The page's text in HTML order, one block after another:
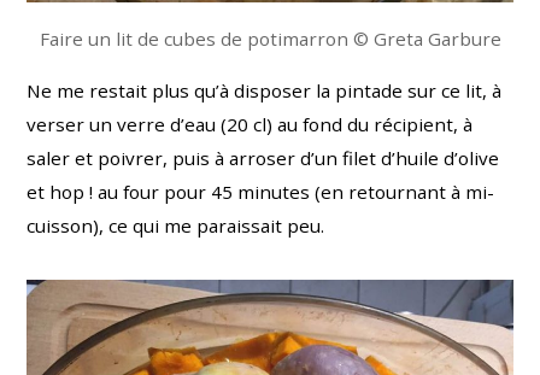
Faire un lit de cubes de potimarron © Greta Garbure
Ne me restait plus qu’à disposer la pintade sur ce lit, à
verser un verre d’eau (20 cl) au fond du récipient, à
saler et poivrer, puis à arroser d’un filet d’huile d’olive
et hop ! au four pour 45 minutes (en retournant à mi-
cuisson), ce qui me paraissait peu.